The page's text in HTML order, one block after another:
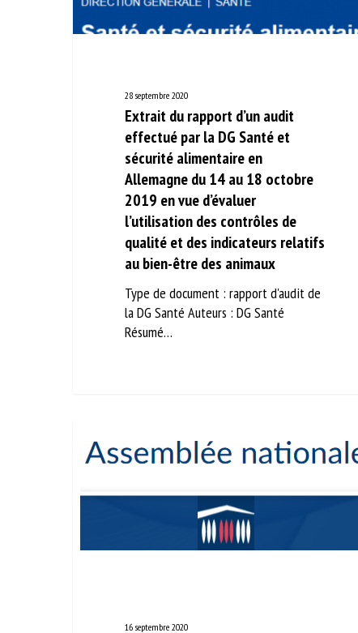
28 septembre 2020
Extrait du rapport d’un audit
effectué par la DG Santé et
sécurité alimentaire en
Allemagne du 14 au 18 octobre
2019 en vue d’évaluer
l’utilisation des contrôles de
qualité et des indicateurs
relatifs au bien-être des animaux
Type de document : rapport d'audit de
la DG Santé Auteurs : DG Santé
Résumé…
16 septembre 2020